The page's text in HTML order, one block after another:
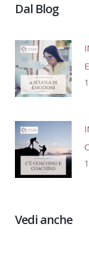
Dal Blog
Vedi anche